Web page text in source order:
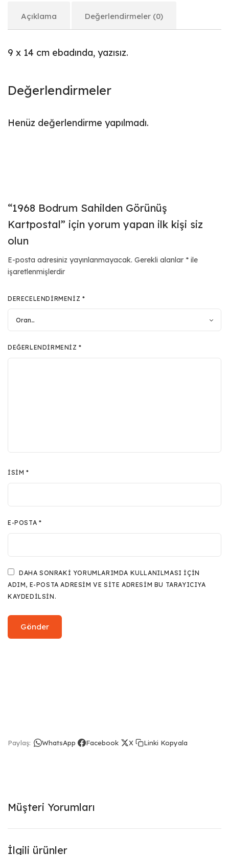
Açıklama Değerlendirmeler (0)
9 x 14 cm ebadında, yazısız.
Değerlendirmeler
Henüz değerlendirme yapılmadı.
“1968 Bodrum Sahilden Görünüş
Kartpostal” için yorum yapan ilk kişi siz
olun
E-posta adresiniz yayınlanmayacak. Gerekli alanlar * ile
işaretlenmişlerdir
DERECELENDIRMENIZ *
DEĞERLENDIRMENIZ*
İSIM*
E-POSTA *
DAHA SONRAKI YORUMLARIMDA KULLANILMASI IÇIN
ADIM, E-POSTA ADRESIM VE SITE ADRESIM BU TARAYICIYA
KAYDEDILSIN.
Paylaş: WhatsApp Facebook X Linki Kopyala
Müşteri Yorumları
İlgili ürünler